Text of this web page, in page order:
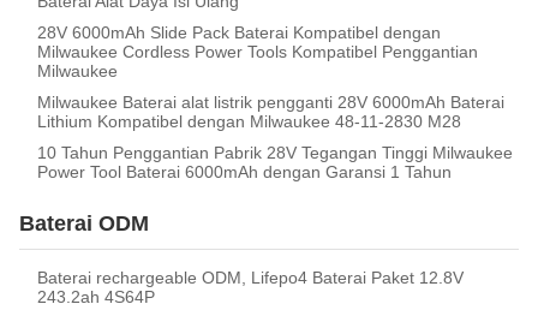
28V 6000mAh Slide Pack Baterai Kompatibel dengan
Milwaukee Cordless Power Tools Kompatibel Penggantian
Milwaukee
Milwaukee Baterai alat listrik pengganti 28V 6000mAh Baterai
Lithium Kompatibel dengan Milwaukee 48-11-2830 M28
10 Tahun Penggantian Pabrik 28V Tegangan Tinggi Milwaukee
Power Tool Baterai 6000mAh dengan Garansi 1 Tahun
Baterai ODM
Baterai rechargeable ODM, Lifepo4 Baterai Paket 12.8V
243.2ah 4S64P